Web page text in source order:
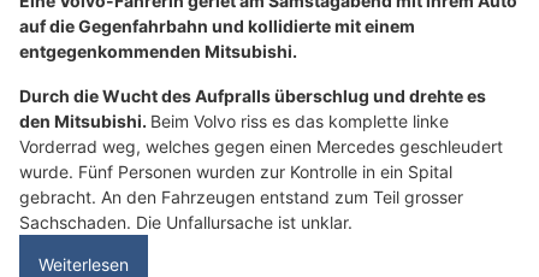
auf die Gegenfahrbahn und kollidierte mit einem
entgegenkommenden Mitsubishi.
Durch die Wucht des Aufpralls überschlug und drehte es
den Mitsubishi. Beim Volvo riss es das komplette linke
Vorderrad weg, welches gegen einen Mercedes geschleudert
wurde. Fünf Personen wurden zur Kontrolle in ein Spital
gebracht. An den Fahrzeugen entstand zum Teil grosser
Sachschaden. Die Unfallursache ist unklar.
Weiterlesen